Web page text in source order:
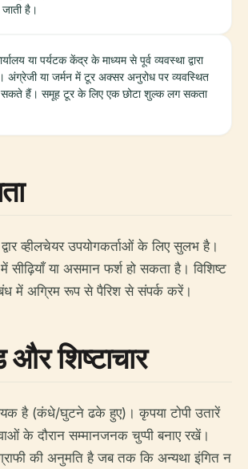
जाती है।
या पर्यटक केंद्र के माध्यम से पूर्व व्यवस्था द्वारा
अंग्रेजी या जर्मन में टूर अक्सर अनुरोध पर व्यवस्थित
सकते हैं। समूह टूर के लिए एक छोटा शुल्क लग सकता
व्हीलचेयर उपयोगकर्ताओं के लिए सुलभ है।
या असमान फर्श हो सकता है। विशिष्ट
में अग्रिम रूप से पैरिश से संपर्क करें।
शिष्टाचार
है (कंधे/घुटने ढके हुए)। कृपया टोपी उतारें
के दौरान सम्मानजनक चुप्पी बनाए रखें।
की अनुमति है जब तक कि अन्यथा इंगित न